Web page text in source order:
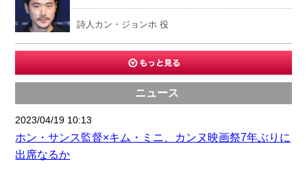
詩人カン・ジョンホ 役
ニュース
2023/04/19 10:13
ホン・サンス監督×キム・ミニ、カンヌ映画祭7年ぶりに
出席なるか